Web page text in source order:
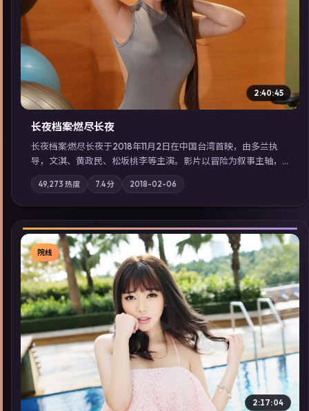
▶
2:40:45
长夜档案·燃尽长夜
长夜档案·燃尽长夜于2018年11月2日在中国台湾首映，由多兰执
导，文淇、黄政民、松坂桃李等主演。影片以冒险为叙事主轴，
亲情与职责必须在倒计时结束前做出抉择；摄影与配乐强化地域
气质；站内亦可通过「国产免费观看高清电视剧在线看」延展检
索同类型高分佳作，畅享高清在线追剧体验。
49,273 热度 7.4分 2018-02-06
▶
院线
2:17:04